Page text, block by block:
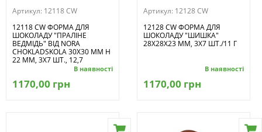
Артикул: 12118 CW
12118 CW ФОРМА ДЛЯ
ШОКОЛАДУ "ПРАЛІНЕ
ВЕДМІДЬ" ВІД NORA
CHOKLADSKOLA 30X30 ММ H
22 ММ, 3Х7 ШТ., 12,7
В наявності
1170,00 грн
Артикул: 12128 CW
12128 CW ФОРМА ДЛЯ
ШОКОЛАДУ "ШИШКА"
28X28X23 ММ, 3Х7 ШТ./11 Г
В наявності
1170,00 грн